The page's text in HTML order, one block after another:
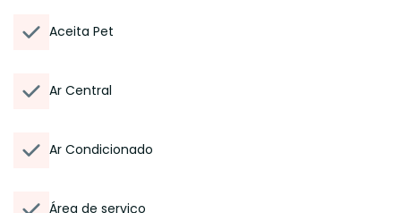
Aceita Pet
Ar Central
Ar Condicionado
Área de serviço